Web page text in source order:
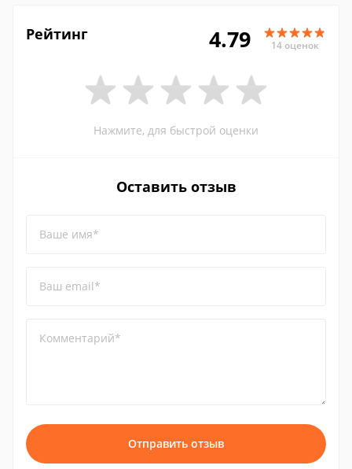
Рейтинг 4.79 14 оценок
Нажмите, для быстрой оценки
Оставить отзыв
Ваше имя*
Ваш email*
Комментарий*
Отправить отзыв